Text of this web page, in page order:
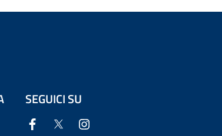
SEGUICI SU